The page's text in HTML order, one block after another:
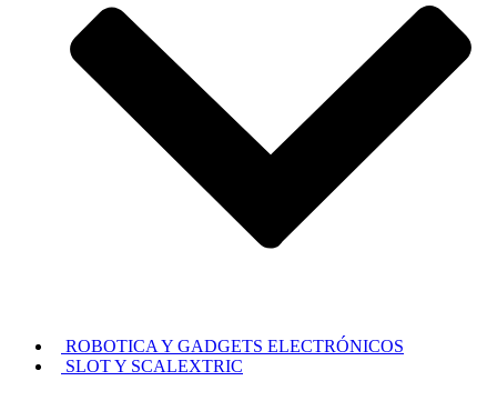
ROBOTICA Y GADGETS ELECTRÓNICOS
SLOT Y SCALEXTRIC